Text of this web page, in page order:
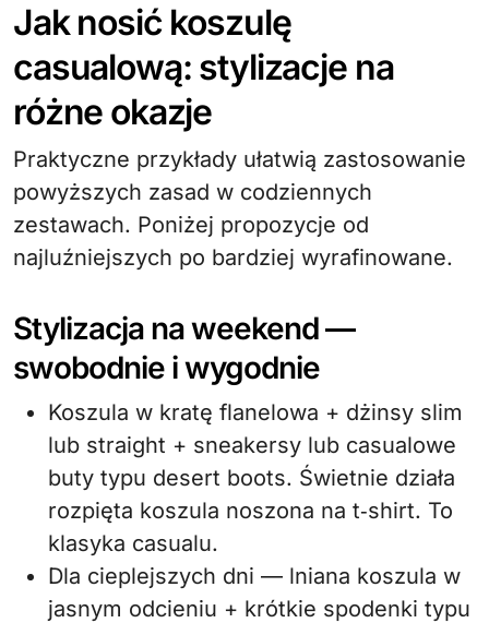
Jak nosić koszulę
casualową: stylizacje na
różne okazje
Praktyczne przykłady ułatwią zastosowanie
powyższych zasad w codziennych
zestawach. Poniżej propozycje od
najluźniejszych po bardziej wyrafinowane.
Stylizacja na weekend —
swobodnie i wygodnie
Koszula w kratę flanelowa + dżinsy slim
lub straight + sneakersy lub casualowe
buty typu desert boots. Świetnie działa
rozpięta koszula noszona na t‑shirt. To
klasyka casualu.
Dla cieplejszych dni — lniana koszula w
jasnym odcieniu + krótkie spodenki typu